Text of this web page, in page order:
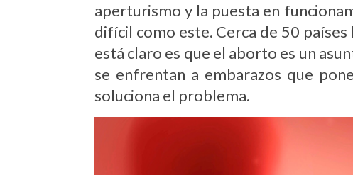
aperturismo y la puesta en
difícil como este. Cerca de 50
está claro es que el aborto es un
se enfrentan a embarazos que
soluciona el problema.